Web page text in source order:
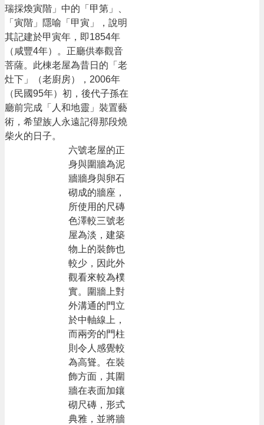
瑞採煥寅階」中的「甲第」、
「寅階」隱喻「甲寅」，說明
其記建於甲寅年，即1854年
（咸豐4年）。正廳供奉觀音
菩薩。此棟老屋為昔日的「老
灶下」（老廚房），2006年
（民國95年）初，後代子孫在
廳前完成「人和地靈」裝置藝
術，希望族人永遠記得那段燒
柴火的日子。
六號老屋的正
身與圍牆為泥
牆牆身與卵石
砌成的牆座，
所使用的尺磚
色澤較三號老
屋為淡，建築
物上的裝飾也
較少，因此外
觀看來較為樸
實。圍牆上對
外溝通的門立
於中軸線上，
而兩旁的門柱
則令人感覺較
為高聳。在裝
飾方面，其圍
牆在表面加鑲
砌尺磚，形式
典雅，並將牆